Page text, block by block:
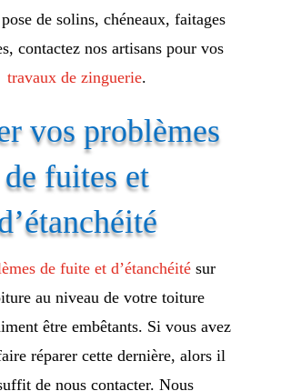
de solins, chéneaux, faitages
contactez nos artisans pour vos
travaux de zinguerie.
vos problèmes
de fuites et
de fuite et d’étanchéitésur
au niveau de votre toiture
être embêtants. Si vous avez
réparer cette dernière, alors il
de nous contacter. Nous